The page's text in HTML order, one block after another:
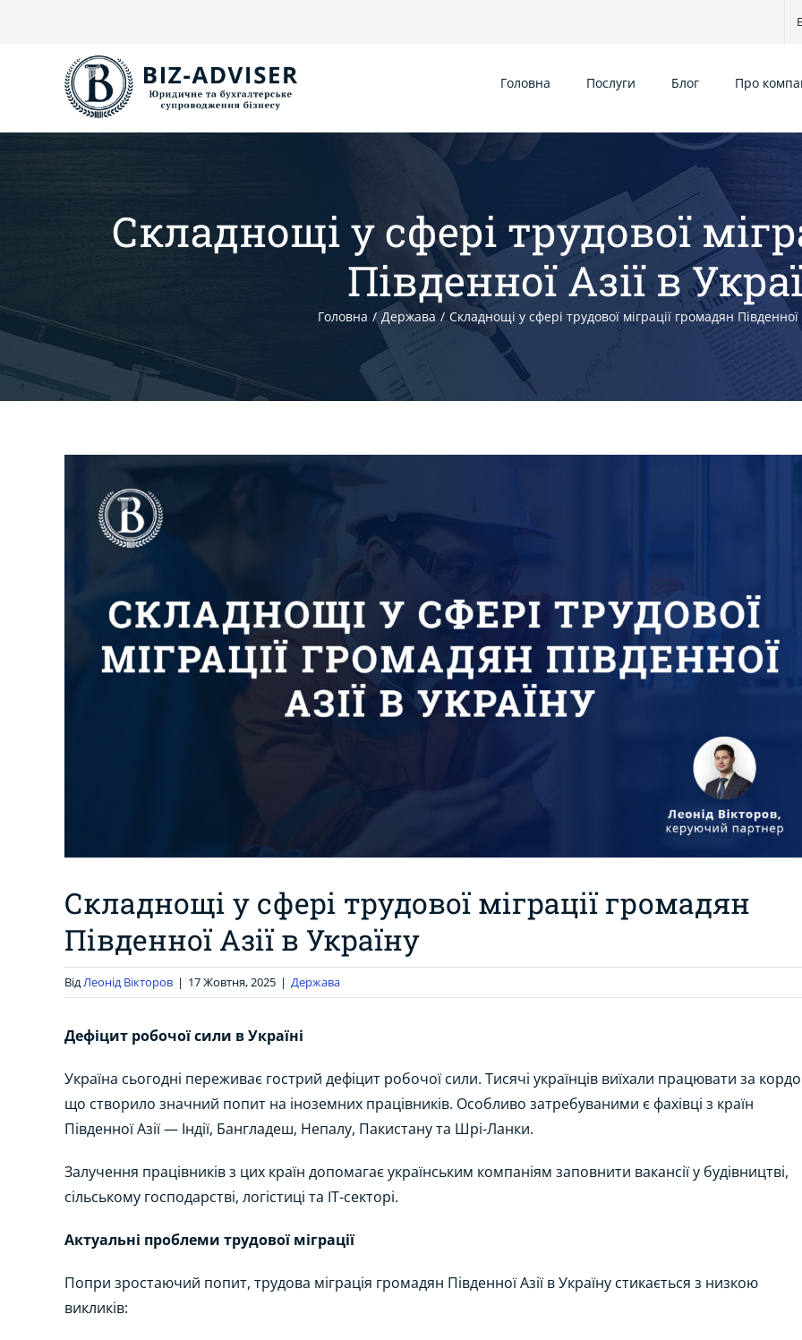
Головна Послуги Блог Про
Складнощі у сфері трудової
Південної Азії в
Головна / Держава / Складнощі у сфері трудової міграції громадян Південної
Larger
Image
Складнощі у сфері трудової міграції громадян
Південної Азії в Україну
ВідЛеонід Вікторов | 17 Жовтня, 2025 | Держава
Дефіцит робочої сили в Україні
Україна сьогодні переживає гострий дефіцит робочої сили. Тисячі українців виїхали працювати за
що створило значний попит на іноземних працівників. Особливо затребуваними є фахівці з країн
Південної Азії — Індії, Бангладеш, Непалу, Пакистану та Шрі-Ланки.
Залучення працівників з цих країн допомагає українським компаніям заповнити вакансії у будівництві,
сільському господарстві, логістиці та ІТ-секторі.
Актуальні проблеми трудової міграції
Попри зростаючий попит, трудова міграція громадян Південної Азії в Україну стикається з низкою
викликів: